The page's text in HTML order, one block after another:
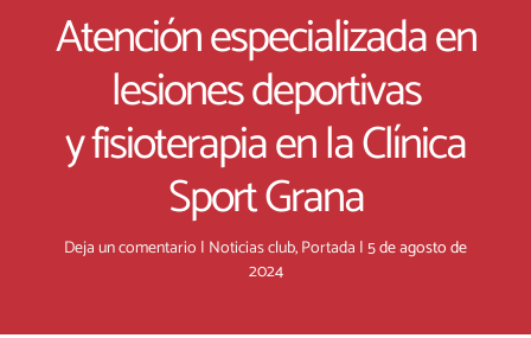
Atención especializada en
lesiones deportivas
y fisioterapia en la Clínica
Sport Grana
Deja un comentario | Noticias club,Portada |5 de agosto de
2024